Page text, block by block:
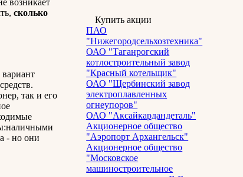
сколько
так и его
- но они
Купить акции
ПАО
"Нижегородсельхозтехника"
ОАО "Таганрогский
котлостроительный завод
"Красный котельщик"
ОАО "Щербинский завод
электроплавленных
огнеупоров"
ОАО "Аксайкардандеталь"
Акционерное общество
"Аэропорт Архангельск"
Акционерное общество
"Московское
машиностроительное